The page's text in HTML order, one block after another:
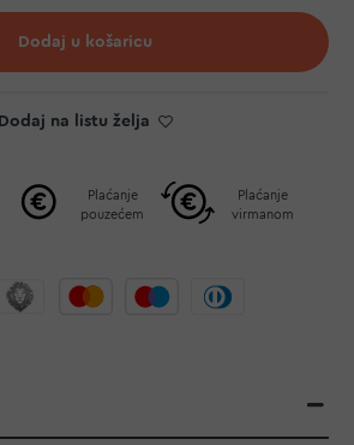
Dodaj u košaricu
Dodaj na listu želja
Plaćanje
pouzećem
Plaćanje
virmanom